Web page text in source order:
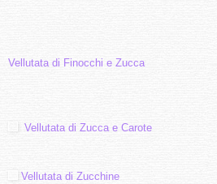
Vellutata di Finocchi e Zucca
Vellutata di Zucca e Carote
Vellutata di Zucchine